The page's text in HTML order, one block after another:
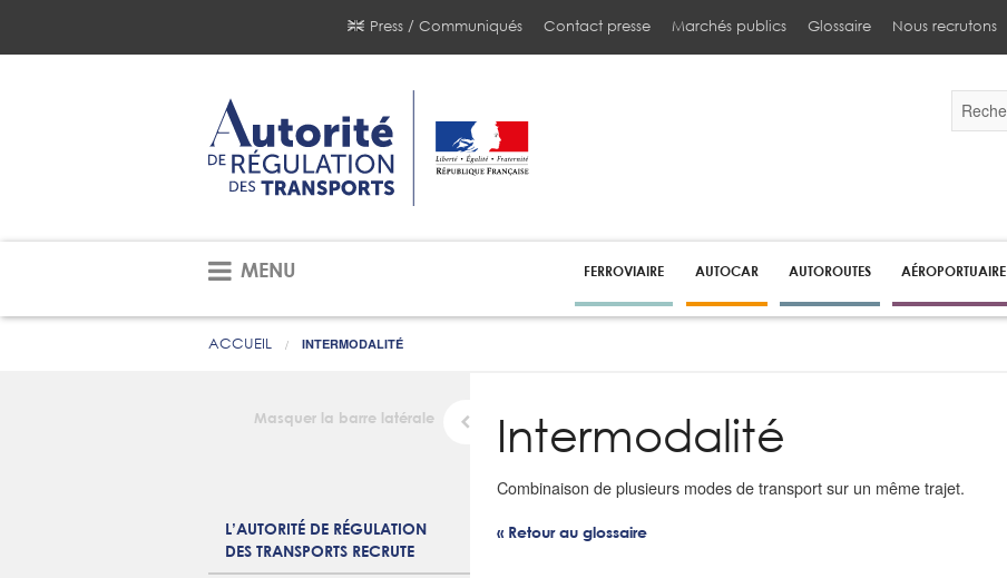
Press / Communiqués Contact presse Marchés publics Glossaire Nous recrutons
par
la
FERROVIAIRE AUTOCAR AUTOROUTES AÉROPORTUAIRE
MENU
ACCUEIL INTERMODALITÉ
Masquer la barre latérale
L’AUTORITÉ DE RÉGULATION
DES TRANSPORTS RECRUTE
Intermodalité
Combinaison de plusieurs modes de transport sur un même trajet.
« Retour au glossaire